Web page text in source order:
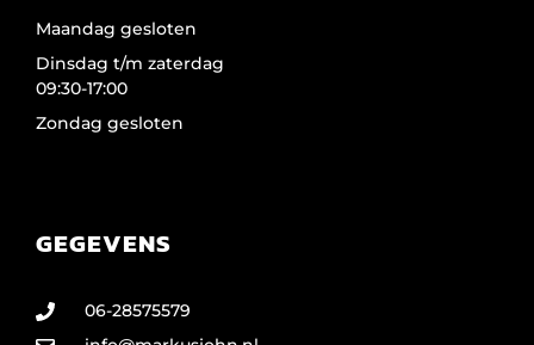
GEGEVENS
06-28575579
Maandag gesloten
Dinsdag t/m zaterdag
09:30-17:00
Zondag gesloten